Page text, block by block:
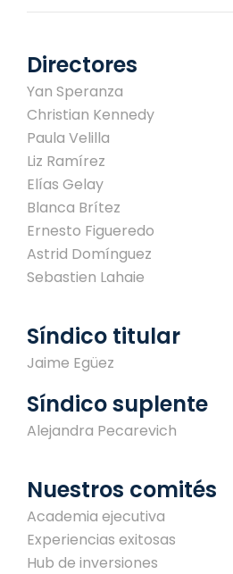
Directores
Yan Speranza
Christian Kennedy
Paula Velilla
Liz Ramírez
Elías Gelay
Blanca Brítez
Ernesto Figueredo
Astrid Domínguez
Sebastien Lahaie
Síndico titular
Jaime Egüez
Síndico suplente
Alejandra Pecarevich
Nuestros comités
Academia ejecutiva
Experiencias exitosas
Hub de inversiones